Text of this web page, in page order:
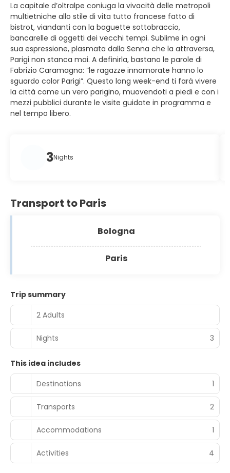
La capitale d’oltralpe coniuga la vivacità delle metropoli
multietniche allo stile di vita tutto francese fatto di
bistrot, viandanti con la baguette sottobraccio,
bancarelle di oggetti dei vecchi tempi. Sublime in ogni
sua espressione, plasmata dalla Senna che la attraversa,
Parigi non stanca mai. A definirla, bastano le parole di
Fabrizio Caramagna: “le ragazze innamorate hanno lo
sguardo color Parigi”. Questo long week-end ti farà vivere
la città come un vero parigino, muovendoti a piedi e con i
mezzi pubblici durante le visite guidate in programma e
nel tempo libero.
3Nights
Transport to Paris
Bologna
Paris
Trip summary
2 Adults
Nights 3
This idea includes
Destinations
1
Transports 2
Accommodations 1
Activities 4